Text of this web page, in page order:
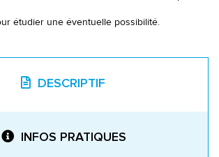
étudier une éventuelle possibilité.
DESCRIPTIF
INFOS PRATIQUES